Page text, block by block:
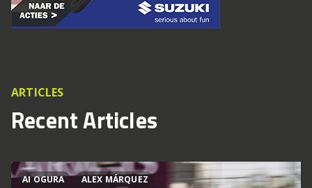
ARTICLES
Recent Articles
AI OGURA ALEX MÁRQUEZ